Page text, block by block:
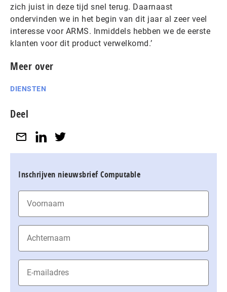
zich juist in deze tijd snel terug. Daarnaast
ondervinden we in het begin van dit jaar al zeer veel
interesse voor ARMS. Inmiddels hebben we de eerste
klanten voor dit product verwelkomd.’
Meer over
DIENSTEN
Deel
Inschrijven nieuwsbrief Computable